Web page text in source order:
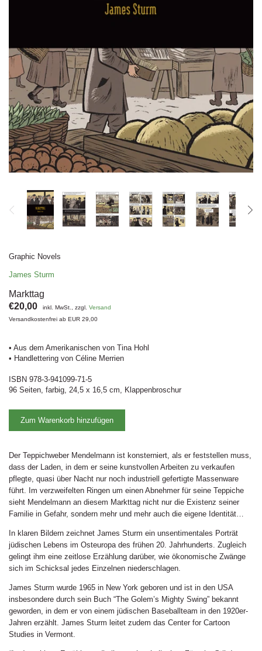
Graphic Novels
James Sturm
Markttag
€20,00
inkl. MwSt., zzgl. Versand
Versandkostenfrei ab EUR 29,00
• Aus dem Amerikanischen von Tina Hohl
• Handlettering von Céline Merrien
ISBN 978-3-941099-71-5
96 Seiten, farbig, 24,5 x 16,5 cm, Klappenbroschur
Zum Warenkorb hinzufügen
Der Teppichweber Mendelmann ist konsterniert, als er feststellen muss,
dass der Laden, in dem er seine kunstvollen Arbeiten zu verkaufen
pflegte, quasi über Nacht nur noch industriell gefertigte Massenware
führt. Im verzweifelten Ringen um einen Abnehmer für seine Teppiche
sieht Mendelmann an diesem Markttag nicht nur die Existenz seiner
Familie in Gefahr, sondern mehr und mehr auch die eigene Identität…
In klaren Bildern zeichnet James Sturm ein unsentimentales Porträt
jüdischen Lebens im Osteuropa des frühen 20. Jahrhunderts. Zugleich
gelingt ihm eine zeitlose Erzählung darüber, wie ökonomische Zwänge
sich im Schicksal jedes Einzelnen niederschlagen.
James Sturm wurde 1965 in New York geboren und ist in den USA
insbesondere durch sein Buch “The Golem’s Mighty Swing” bekannt
geworden, in dem er von einem jüdischen Baseballteam in den 1920er-
Jahren erzählt. James Sturm leitet zudem das Center for Cartoon
Studies in Vermont.